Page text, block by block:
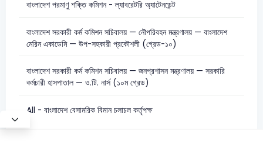
বাংলাদেশ পরমাণু শক্তি কমিশন - ল্যাবরেটরি অ্যাটেনডেন্ট
বাংলাদেশ সরকারী কর্ম কমিশন সচিবালয় — নৌপরিবহন মন্ত্রণালয় — বাংলাদেশ
মেরিন একাডেমি — উপ-সহকারী প্রকৌশলী (গ্রেড-১০)
বাংলাদেশ সরকারী কর্ম কমিশন সচিবালয় — জনপ্রশাসন মন্ত্রণালয় — সরকারি
কর্মচারী হাসপাতাল — ও.টি. নার্স (১০ম গ্রেড)
All - বাংলাদেশ বেসামরিক বিমান চলাচল কর্তৃপক্ষ